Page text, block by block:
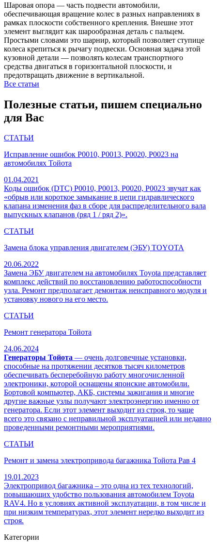
Шаровая опора — часть подвести автомобили,
обеспечивающая вращение колес в разных направлениях в
рамках плоскости собственного крепления. Внешне этот
элемент выглядит как шарообразная деталь с пальцем.
Простыми словами это шарнир, который позволяет ступице
колеса крепиться к рычагу подвески. Основная задача этой
кузовной детали — позволять колесам транспортного
средства двигаться в горизонтальной плоскости, и
предотвращать движение в вертикальной.
Все статьи
Полезные статьи, пишем специально
для Вас
СТАТЬИ
Исправление ошибок P0010, P0013, P0020, P0023 на
автомобилях Тойота
01.04.2021
Коды ошибок (DTC) P0010, P0013, P0020, P0023 звучат как
«обрыв или короткое замыкание в цепи гидравлического
клапана изменения фаз в сборе для распределительного вала
выпускных клапанов (ряд 1 / ряд 2)».
СТАТЬИ
Замена блока управления двигателем (ЭБУ) TOYOTA
20.06.2022
Замена ЭБУ двигателем на автомобилях Toyota представляет
комплекс действий по восстановлению работоспособности
узла. Ремонт предполагает демонтаж неисправного модуля и
установку нового на его место.
СТАТЬИ
Ремонт генератора Тойота
24.06.2024
Генераторы Тойота — очень долговечные установки,
способные на протяжении десятков тысяч километров
обеспечивать бесперебойную работу многочисленной
электроники, которой оснащены японские автомобили.
Бортовой компьютер, АКБ, системы зажигания и многие
другие важные узлы получают электроэнергию именно от
генератора. Если этот элемент выходит из строя, то чаще
всего это связано с неправильной эксплуатацией или недавно
проведенными ремонтными мероприятиями.
СТАТЬИ
Ремонт и замена электропривода багажника Тойота Рав 4
19.01.2023
Электропривод багажника – это одна из тех технологий,
повышающих удобство пользования автомобилем Toyota
RAV4. Но в условиях активной эксплуатации, в том числе и
при низким температурах, этот элемент нередко выходит из
строя.
Категории